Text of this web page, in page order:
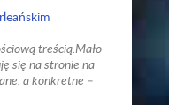
treścią.Mało
się na stronie na
a konkretne –